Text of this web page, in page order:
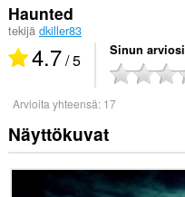
Haunted
tekijä dkiller83
4.7/ 5 Sinun arviosi
Arvioita yhteensä: 17
Näyttökuvat